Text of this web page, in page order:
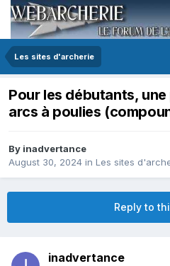
Les sites d'archerie
Pour les débutants,
arcs à poulies
By inadvertance
August 30, 2024 in Les sites
Reply to
inadvertance